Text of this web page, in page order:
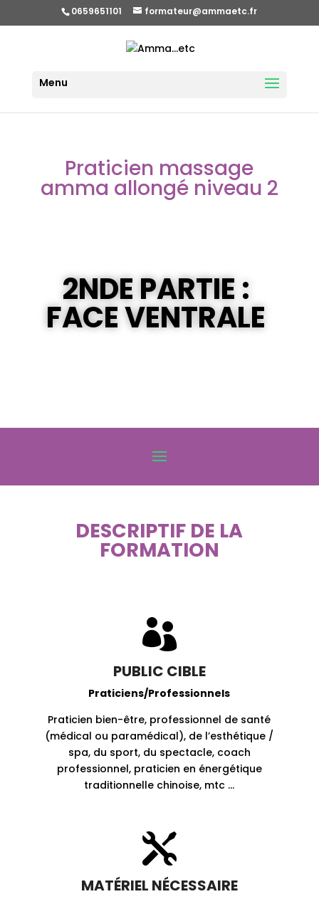
0659651101 formateur@ammaetc.fr
Praticien massage
amma allongé niveau 2
2NDE PARTIE :
FACE VENTRALE
DESCRIPTIF DE LA
FORMATION

PUBLIC CIBLE
Praticiens/Professionnels
Praticien bien-être, professionnel de santé
(médical ou paramédical), de l’esthétique /
spa, du sport, du spectacle, coach
professionnel, praticien en énergétique
traditionnelle chinoise, mtc …

MATÉRIEL NÉCESSAIRE